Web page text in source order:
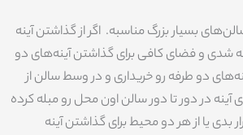
بسیار بزرگ مناسبه. ‌‌‌‌‌‌‌ اگر از گذاشتن آینه
شدی و فضای کافی برای گذاشتن آینه‌های دو
دو طرفه رو خریداری و در وسط سالن از
آینه در دور تا دور سالن اون محل رو مبله کرده
بدی یا از هر دو محیط برای گذاشتن آینه